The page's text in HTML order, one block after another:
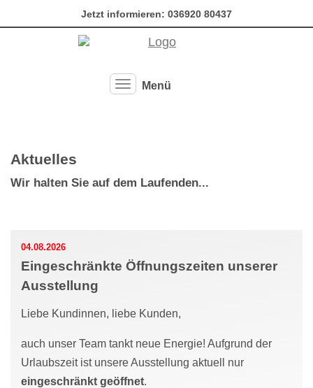
Jetzt informieren: 036920 80437
Hauptmenü ausklappen
Menü
Aktuelles
Wir halten Sie auf dem Laufenden...
04.08.2026
Eingeschränkte Öffnungszeiten unserer
Ausstellung
Liebe Kundinnen, liebe Kunden,
auch unser Team tankt neue Energie! Aufgrund der
Urlaubszeit ist unsere Ausstellung aktuell nur
eingeschränkt geöffnet.